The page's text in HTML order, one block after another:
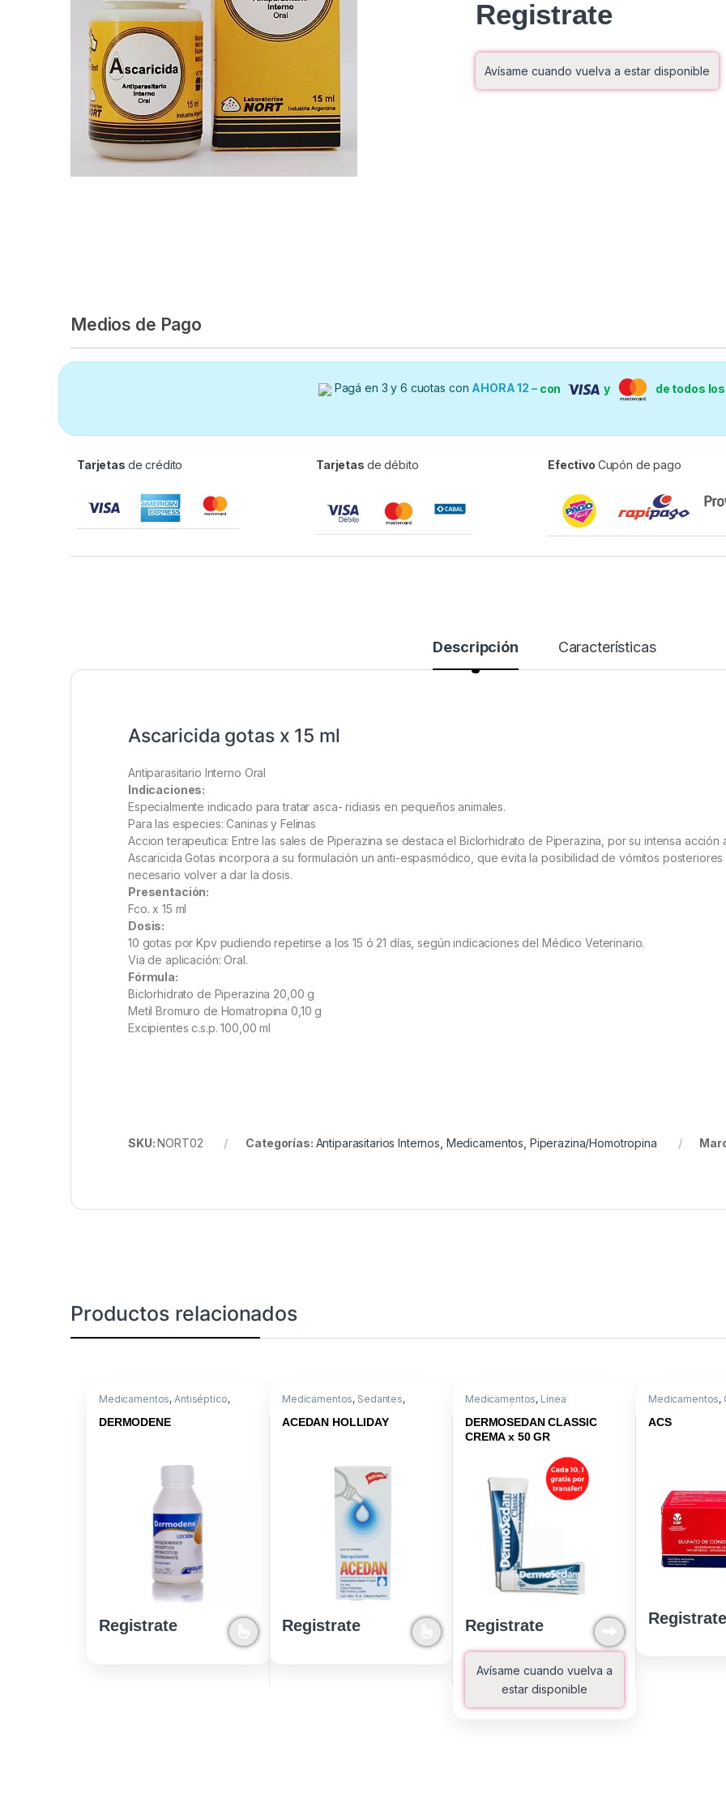
Registrate
Avísame cuando vuelva a estar disponible
Medios de Pago
Pagá en 3 y 6 cuotas con AHORA 12 – con y de todos
Tarjetas de crédito Tarjetas de débito Efectivo Cupón de pago
Descripción Características
Ascaricida gotas x 15 ml
Antiparasitario Interno Oral
Indicaciones:
Especialmente indicado para tratar asca- ridiasis en pequeños animales.
Para las especies: Caninas y Felinas
Accion terapeutica: Entre las sales de Piperazina se destaca el Biclorhidrato de Piperazina, por su intensa acción
Ascaricida Gotas incorpora a su formulación un anti-espasmódico, que evita la posibilidad de vómitos
necesario volver a dar la dosis.
Presentación:
Fco. x 15 ml
Dosis:
10 gotas por Kpv pudiendo repetirse a los 15 ó 21 días, según indicaciones del Médico Veterinario.
Via de aplicación: Oral.
Fórmula:
Biclorhidrato de Piperazina 20,00 g
Metil Bromuro de Homatropina 0,10 g
Excipientes c.s.p. 100,00 ml
SKU:NORT02 Categorías: Antiparasitarios Internos Medicamentos Piperazina/Homotropina
Productos relacionados
Medicamentos,Antiséptico,
DERMODENE
Registrate
Medicamentos, Sedantes,
ACEDAN HOLLIDAY
Registrate
Medicamentos, Línea
Dermatológica
clorhidrato
DERMOSEDAN CLASSIC
CREMA x 50 GR
Registrate
Avísame cuando vuelva a
estar disponible
Medicamentos,
100%
ACS
Registrate